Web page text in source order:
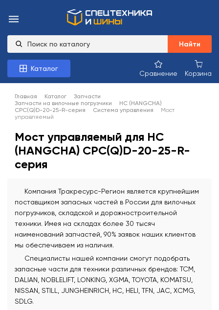
Найти
Каталог
Сравнение Корзина
Главная Каталог
Запчасти
Запчасти на вилочные погрузчики
HC (HANGCHA)
CPC(Q)D-20-25-R-серия
Система управления
Мост
управляемый
Мост управляемый для HC
(HANGCHA) CPC(Q)D-20-25-R-
серия
Компания Тракресурс-Регион является крупнейшим
поставщиком запасных частей в России для вилочных
погрузчиков, складской и дорожностроительной
техники. Имея на складах более 30 тысяч
наименований запчастей, 90% заявок наших клиентов
мы обеспечиваем из наличия.
Специалисты нашей компании смогут подобрать
запасные части для техники различных брендов: TCM,
DALIAN, NOBLELIFT, LONKING, XGMA, TOYOTA, KOMATSU,
NISSAN, STILL, JUNGHEINRICH, HC, HELI, TFN, JAC, XCMG,
SDLG.